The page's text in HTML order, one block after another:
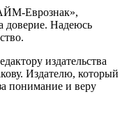
Еврознак»,
доверие. Надеюсь
издательства
Издателю, который
понимание и веру